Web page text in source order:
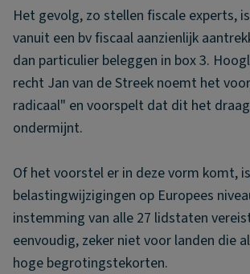
Het gevolg, zo stellen fiscale experts,
vanuit een bv fiscaal aanzienlijk
dan particulier beleggen in box 3.
recht Jan van de Streek noemt het
radicaal" en voorspelt dat dit het
ondermijnt.
Of het voorstel er in deze vorm komt,
belastingwijzigingen op Europees
instemming van alle 27 lidstaten
eenvoudig, zeker niet voor landen die
hoge begrotingstekorten.